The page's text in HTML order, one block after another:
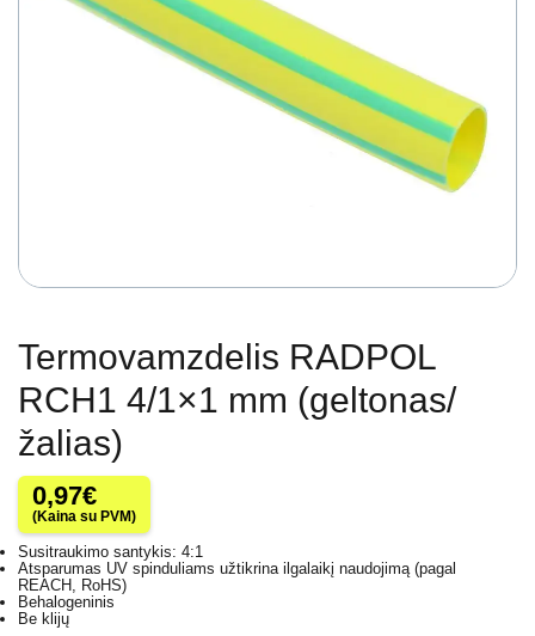
Termovamzdelis RADPOL
RCH1 4/1×1 mm (geltonas/
žalias)
0,97€
(Kaina su PVM)
Susitraukimo santykis: 4:1
Atsparumas UV spinduliams užtikrina ilgalaikį naudojimą (pagal
REACH, RoHS)
Behalogeninis
Be klijų